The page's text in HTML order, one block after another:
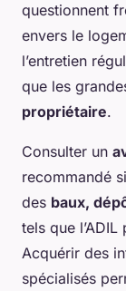
questionnent
envers le
l’entretien
que les
propriétaire.
Consulter un
recommandé
des baux,
tels que
Acquérir des
spécialisés